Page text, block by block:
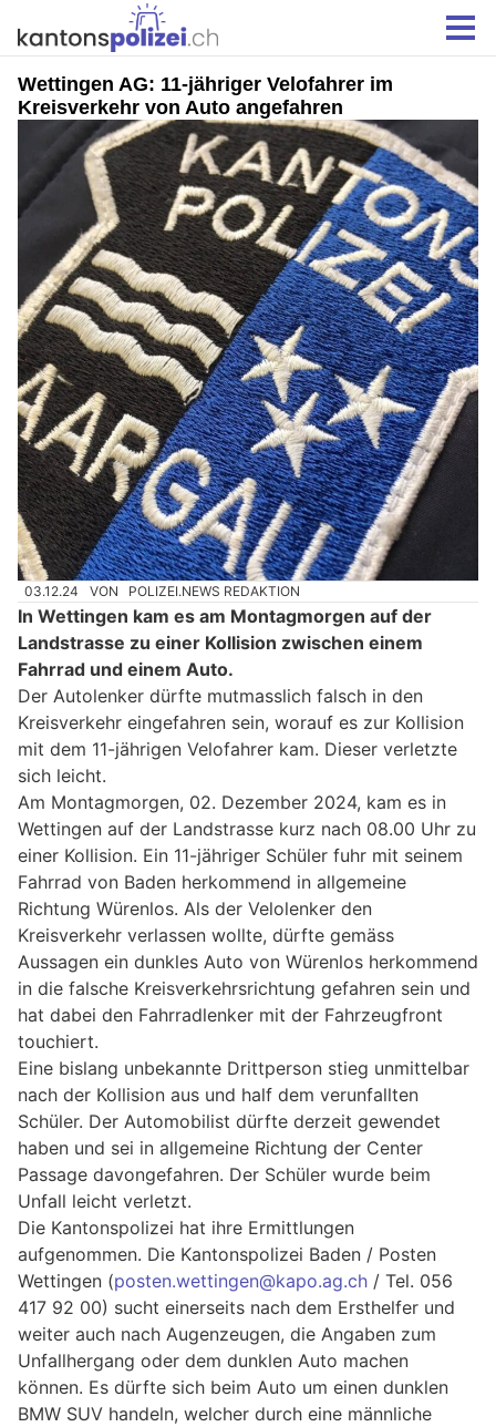
Wettingen AG: 11-jähriger Velofahrer im
Kreisverkehr von Auto angefahren
03.12.24 VON POLIZEI.NEWS REDAKTION
In Wettingen kam es am Montagmorgen auf der
Landstrasse zu einer Kollision zwischen einem
Fahrrad und einem Auto.
Der Autolenker dürfte mutmasslich falsch in den
Kreisverkehr eingefahren sein, worauf es zur Kollision
mit dem 11-jährigen Velofahrer kam. Dieser verletzte
sich leicht.
Am Montagmorgen, 02. Dezember 2024, kam es in
Wettingen auf der Landstrasse kurz nach 08.00 Uhr zu
einer Kollision. Ein 11-jähriger Schüler fuhr mit seinem
Fahrrad von Baden herkommend in allgemeine
Richtung Würenlos. Als der Velolenker den
Kreisverkehr verlassen wollte, dürfte gemäss
Aussagen ein dunkles Auto von Würenlos herkommend
in die falsche Kreisverkehrsrichtung gefahren sein und
hat dabei den Fahrradlenker mit der Fahrzeugfront
touchiert.
Eine bislang unbekannte Drittperson stieg unmittelbar
nach der Kollision aus und half dem verunfallten
Schüler. Der Automobilist dürfte derzeit gewendet
haben und sei in allgemeine Richtung der Center
Passage davongefahren. Der Schüler wurde beim
Unfall leicht verletzt.
Die Kantonspolizei hat ihre Ermittlungen
aufgenommen. Die Kantonspolizei Baden / Posten
Wettingen (posten.wettingen@kapo.ag.ch / Tel. 056
417 92 00) sucht einerseits nach dem Ersthelfer und
weiter auch nach Augenzeugen, die Angaben zum
Unfallhergang oder dem dunklen Auto machen
können. Es dürfte sich beim Auto um einen dunklen
BMW SUV handeln, welcher durch eine männliche